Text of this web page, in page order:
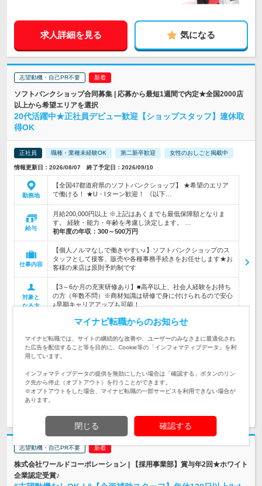
求人詳細を見る 気になる
志望動機・自己PR不要
ソフトバンクショップ合同募集 | 応募から最短1週間で内定★全国2000店
以上から希望エリアを選択
20代活躍中★正社員デビュー歓迎【ショップスタッフ】連休取
得OK
正社員 職種・業種未経験OK 第二新卒歓迎 女性のおしごと掲載中
情報更新日：2026/08/07 終了予定日：2026/09/10
勤務地
【全国47都道府県のソフトバンクショップ】 ★希望のエリア
で働ける！ ★U・Iターン歓迎！ 《以下…
給与
月給200,000円以上 ※上記はあくまでも最低保障額となりま
す。 経験・能力・年齢を考慮し決定します。 …
初年度の年収： 300～500万円
仕事内容
【個人ノルマなしで働きやすい♪】ソフトバンクショップのス
タッフとして接客、販売や各種事務手続きをお任せします★お
客様の来店は原則予約制です
対象と
なる方
【3～6か月の充実研修あり】■高卒以上、社会人経験をお持ち
の方（年数不問）※商材知識は研修で身に付けられるので安心
♪早期キャリアアップも可能！
本社所在地：北海道 神奈川県 石川県 新潟県 山梨県
岐阜県 静岡県 愛知県 三重県 滋賀県 京都府 青森県 大
阪府 兵庫県 奈良県 岡山県 広島県 山口県 徳島県 香川
鹿児島県 秋田県 山形県 茨城県 栃木県 埼玉県 東京都
求人詳細を見る
志望動機・自己PR不要
株式会社ワールドコーポレーション | 【採用事業部】賞与年2回★ホワイト
企業認定受賞♪
マイナビ転職からのお知らせ
マイナビ転職では、サイトの継続的な改善や、ユーザーのみなさまに最適化され
た広告を配信すること等を目的に、Cookie等の「インフォマティブデータ」を利
用しています。
インフォマティブデータの提供を無効にしたい場合は「確認する」ボタンのリン
ク先から停止（オプトアウト）を行うことができます。
※オプトアウトをした場合、マイナビ転職の一部サービスを利用できない場合が
あります。
閉じる 確認する